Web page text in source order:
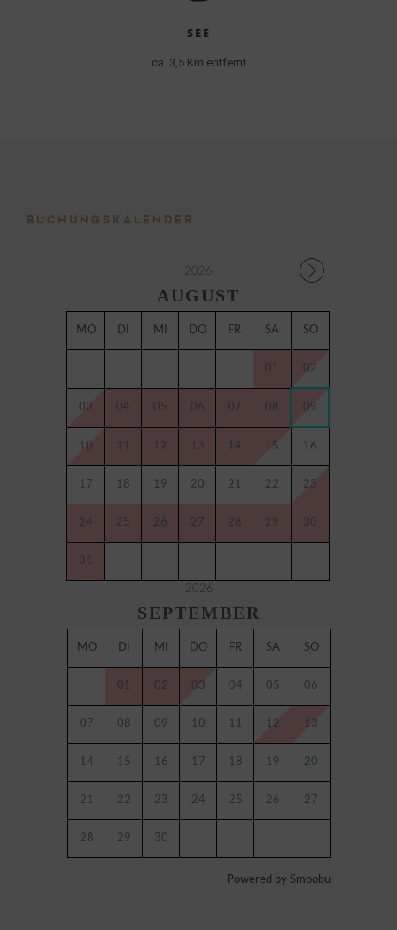
SEE
ca. 3,5 Km entfernt
BUCHUNGSKALENDER
2026
AUGUST
MO DI MI DO FR SA SO
01 02
03 04 05 06 07 08 09
10 11 12 13 14 15 16
17 18 19 20 21 22 23
24 25 26 27 28 29 30
31
2026
SEPTEMBER
MO DI MI DO FR SA SO
01 02 03 04 05 06
07 08 09 10 11 12 13
14 15 16 17 18 19 20
21 22 23 24 25 26 27
28 29 30
Powered by Smoobu